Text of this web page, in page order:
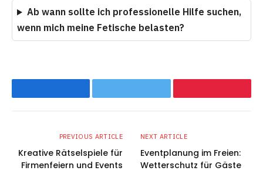
Ab wann sollte ich professionelle Hilfe suchen,
wenn mich meine Fetische belasten?
Facebook Twitter Pinterest
PREVIOUS ARTICLE
Kreative Rätselspiele für
Firmenfeiern und Events
NEXT ARTICLE
Eventplanung im Freien:
Wetterschutz für Gäste